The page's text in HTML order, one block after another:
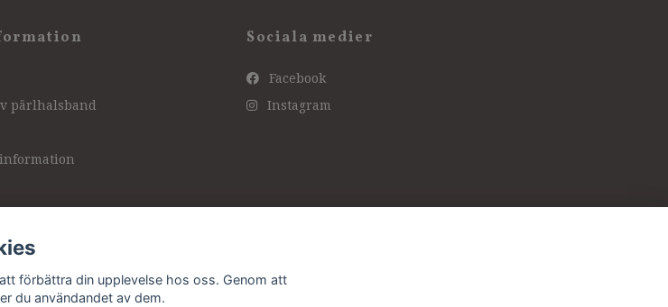
pärlhalsband
Sociala medier
Facebook
Instagram
förbättra din upplevelse hos oss. Genom att
du användandet av dem.